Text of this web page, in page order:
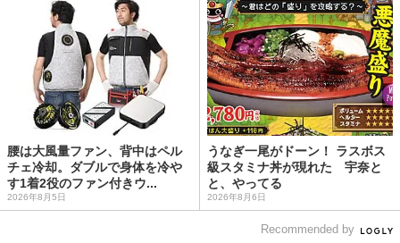
腰は大風量ファン、背中はペル
チェ冷却。ダブルで身体を冷や
す1着2役のファン付きウ...
2026年8月5日
うなぎ一尾がドーン！ ラスボス
級スタミナ丼が現れた 宇奈と
と、やってる
2026年8月6日
Recommended by